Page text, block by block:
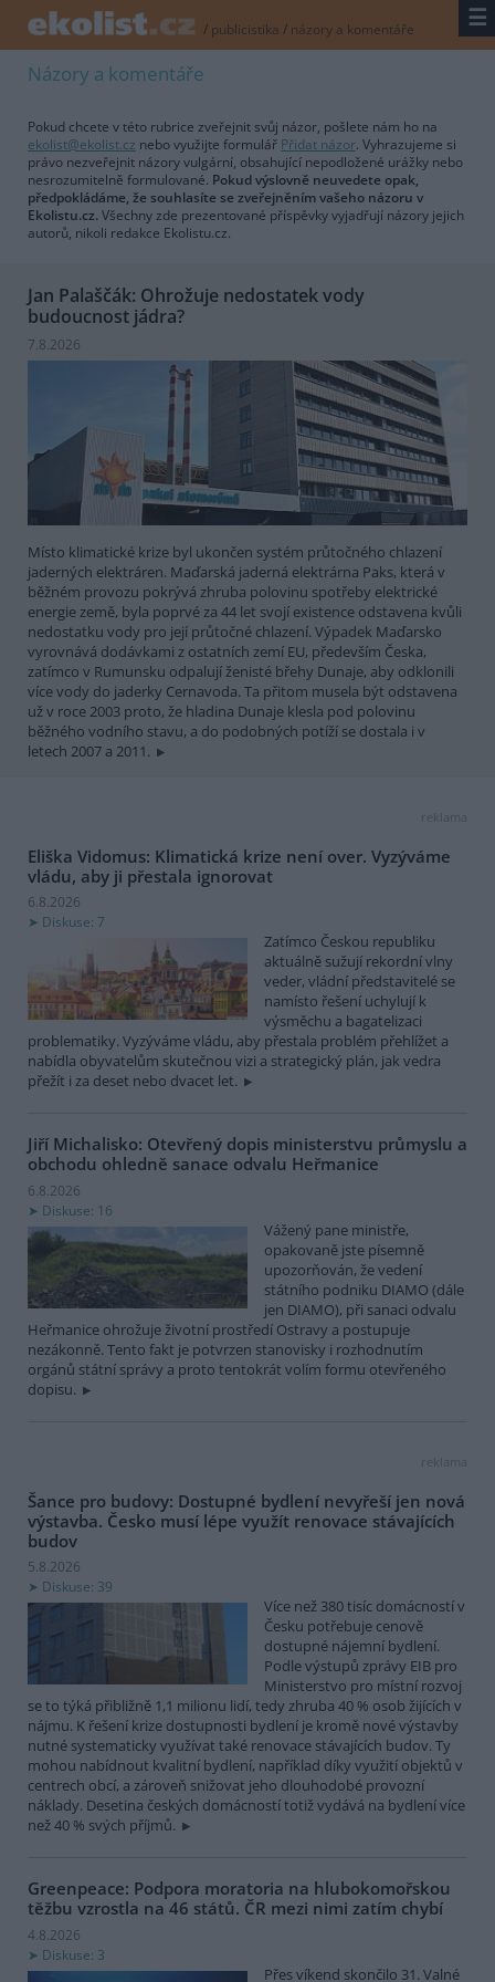
/ publicistika / názory a komentáře ☰
Názory a komentáře
Pokud chcete v této rubrice zveřejnit svůj názor, pošlete nám ho na
ekolist@ekolist.cz nebo využijte formulář Přidat názor. Vyhrazujeme si
právo nezveřejnit názory vulgární, obsahující nepodložené urážky nebo
nesrozumitelně formulované. Pokud výslovně neuvedete opak,
předpokládáme, že souhlasíte se zveřejněním vašeho názoru v
Ekolistu.cz. Všechny zde prezentované příspěvky vyjadřují názory jejich
autorů, nikoli redakce Ekolistu.cz.
Jan Palaščák: Ohrožuje nedostatek vody
budoucnost jádra?
7.8.2026
Místo klimatické krize byl ukončen systém průtočného chlazení
jaderných elektráren. Maďarská jaderná elektrárna Paks, která v
běžném provozu pokrývá zhruba polovinu spotřeby elektrické
energie země, byla poprvé za 44 let svojí existence odstavena kvůli
nedostatku vody pro její průtočné chlazení. Výpadek Maďarsko
vyrovnává dodávkami z ostatních zemí EU, především Česka,
zatímco v Rumunsku odpalují ženisté břehy Dunaje, aby odklonili
více vody do jaderky Cernavoda. Ta přitom musela být odstavena
už v roce 2003 proto, že hladina Dunaje klesla pod polovinu
běžného vodního stavu, a do podobných potíží se dostala i v
letech 2007 a 2011.
reklama
Eliška Vidomus: Klimatická krize není over. Vyzýváme
vládu, aby ji přestala ignorovat
6.8.2026
Diskuse: 7
Zatímco Českou republiku
aktuálně sužují rekordní vlny
veder, vládní představitelé se
namísto řešení uchylují k
výsměchu a bagatelizaci
problematiky. Vyzýváme vládu, aby přestala problém přehlížet a
nabídla obyvatelům skutečnou vizi a strategický plán, jak vedra
přežít i za deset nebo dvacet let.
Jiří Michalisko: Otevřený dopis ministerstvu průmyslu a
obchodu ohledně sanace odvalu Heřmanice
6.8.2026
Diskuse: 16
Vážený pane ministře,
opakovaně jste písemně
upozorňován, že vedení
státního podniku DIAMO (dále
jen DIAMO), při sanaci odvalu
Heřmanice ohrožuje životní prostředí Ostravy a postupuje
nezákonně. Tento fakt je potvrzen stanovisky i rozhodnutím
orgánů státní správy a proto tentokrát volím formu otevřeného
dopisu.
reklama
Šance pro budovy: Dostupné bydlení nevyřeší jen nová
výstavba. Česko musí lépe využít renovace stávajících
budov
5.8.2026
Diskuse: 39
Více než 380 tisíc domácností v
Česku potřebuje cenově
dostupné nájemní bydlení.
Podle výstupů zprávy EIB pro
Ministerstvo pro místní rozvoj
se to týká přibližně 1,1 milionu lidí, tedy zhruba 40 % osob žijících v
nájmu. K řešení krize dostupnosti bydlení je kromě nové výstavby
nutné systematicky využívat také renovace stávajících budov. Ty
mohou nabídnout kvalitní bydlení, například díky využití objektů v
centrech obcí, a zároveň snižovat jeho dlouhodobé provozní
náklady. Desetina českých domácností totiž vydává na bydlení více
než 40 % svých příjmů.
Greenpeace: Podpora moratoria na hlubokomořskou
těžbu vzrostla na 46 států. ČR mezi nimi zatím chybí
4.8.2026
Diskuse: 3
Přes víkend skončilo 31. Valné